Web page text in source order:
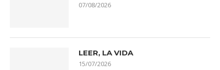
07/08/2026
LEER, LA VIDA
15/07/2026